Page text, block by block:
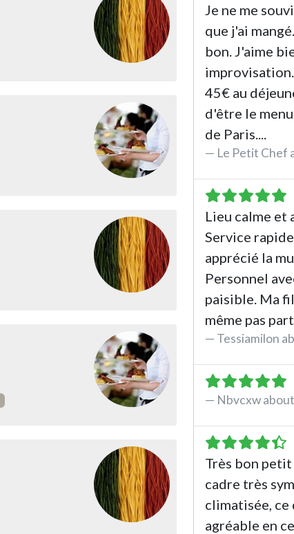
Je ne me
que j'ai
bon. J'aime
45€ au
d'être le
de Paris....
Le Petit Chef
See the
Lieu calme et
Service rapide
apprécié la
Personnel
paisible. Ma
même pas
Tessiamilon
See the
Nbvcxw about
See the
Très bon
cadre très
climatisée,
agréable en